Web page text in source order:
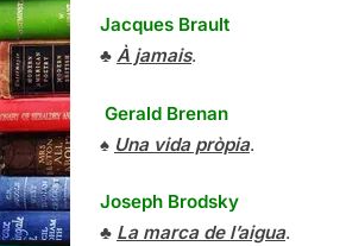
Jacques Brault
♣ À jamais.
Gerald Brenan
♠ Una vida pròpia.
Joseph Brodsky
♣ La marca de l’aigua.